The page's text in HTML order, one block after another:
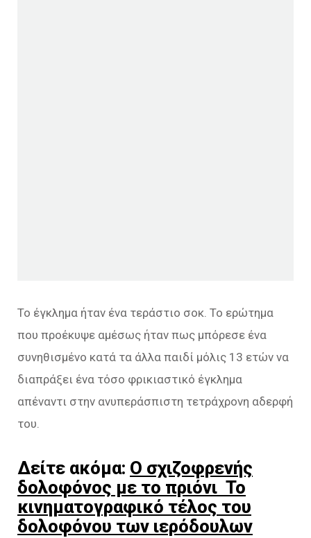
Το έγκλημα ήταν ένα τεράστιο σοκ. Το ερώτημα
που προέκυψε αμέσως ήταν πως μπόρεσε ένα
συνηθισμένο κατά τα άλλα παιδί μόλις 13 ετών να
διαπράξει ένα τόσο φρικιαστικό έγκλημα
απέναντι στην ανυπεράσπιστη τετράχρονη αδερφή
του.
Δείτε ακόμα: Ο σχιζοφρενής
δολοφόνος με το πριόνι Το
κινηματογραφικό τέλος του
δολοφόνου των ιερόδουλων